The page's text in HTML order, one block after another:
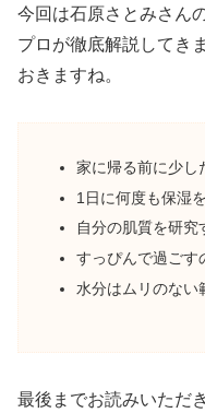
今回は石原さとみさん
プロが徹底解説してき
おきますね。
家に帰る前に少し
1日に何度も保湿
自分の肌質を研究
すっぴんで過ごす
水分はムリのない
最後までお読みいただ